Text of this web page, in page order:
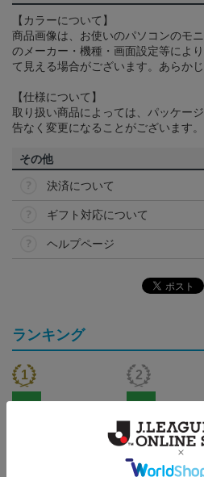
【カラーについて】
商品画像は、お使いのパソコンのモ
のメーカー・機種・画面設定等によ
て見える場合がございます。あらか
【仕様について】
取り扱い商品によっては、パッケー
告なく変更になることがございます。
その他
決済について
ギフト対応について
ヘルプページ
ランキング